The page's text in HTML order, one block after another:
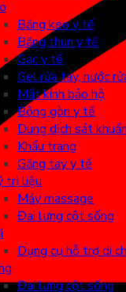
Băng keo y tế
Băng thun y tế
Gạc y tế
Gel rửa tay, nước
Mắt kính bảo hộ
Bông gòn y tế
Dung dịch sát khuẩn
Khẩu trang
Găng tay y tế
trị liệu
Máy massage
Đai lưng cột sống
Dụng cụ hỗ trợ di
Đai lưng cột sống